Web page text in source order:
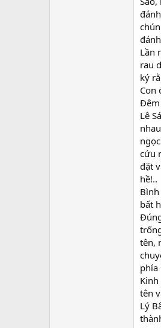
Lần
rau
ký
Con
Đêm
Lê
cứu
đặt
hề!..
bất
tên,
phía
tên
Lý